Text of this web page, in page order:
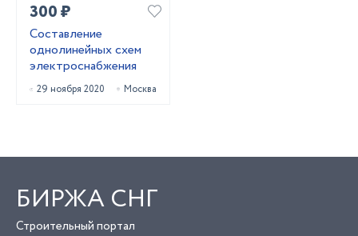
300 ₽
Составление
однолинейных схем
электроснабжения
29 ноября 2020 Москва
БИРЖА СНГ
Строительный портал